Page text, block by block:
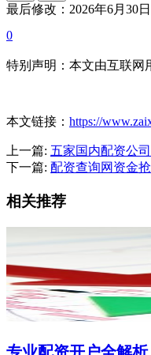
最后修改：2026年6月30日
0
特别声明：本文由互联网
本文链接： https://
上一篇: 五家国内配资公
下一篇: 配资查询网资金
相关推荐